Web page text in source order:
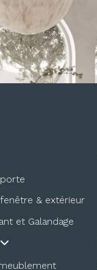
& extérieur
et Galandage